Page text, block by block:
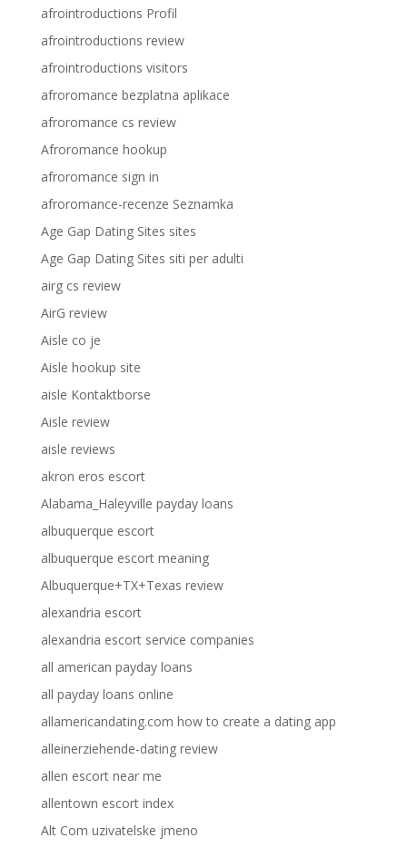
afrointroductions Profil
afrointroductions review
afrointroductions visitors
afroromance bezplatna aplikace
afroromance cs review
Afroromance hookup
afroromance sign in
afroromance-recenze Seznamka
Age Gap Dating Sites sites
Age Gap Dating Sites siti per adulti
airg cs review
AirG review
Aisle co je
Aisle hookup site
aisle Kontaktborse
Aisle review
aisle reviews
akron eros escort
Alabama_Haleyville payday loans
albuquerque escort
albuquerque escort meaning
Albuquerque+TX+Texas review
alexandria escort
alexandria escort service companies
all american payday loans
all payday loans online
allamericandating.com how to create a dating app
alleinerziehende-dating review
allen escort near me
allentown escort index
Alt Com uzivatelske jmeno